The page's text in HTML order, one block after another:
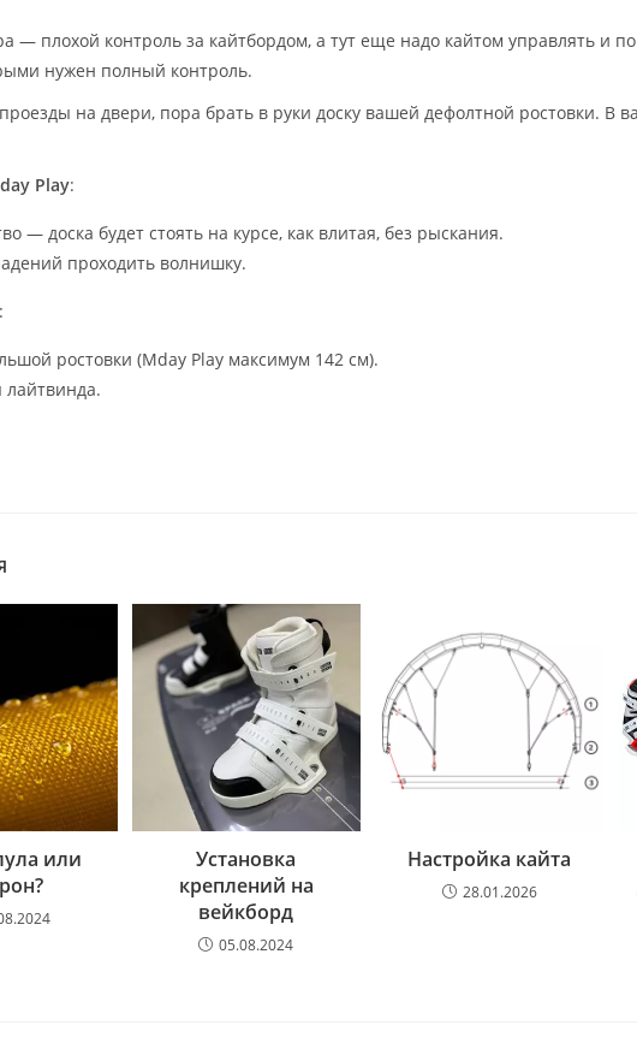
плохой контроль за кайтбордом, а тут еще надо кайтом управлять и
нужен полный контроль.
на двери, пора брать в руки доску вашей дефолтной ростовки. В
Play:
— доска будет стоять на курсе, как влитая, без рыскания.
проходить волнишку.
ростовки (Mday Play максимум 142 см).
лайтвинда.
или
Установка
креплений на
вейкборд
05.08.2024
Настройка кайта
28.01.2026